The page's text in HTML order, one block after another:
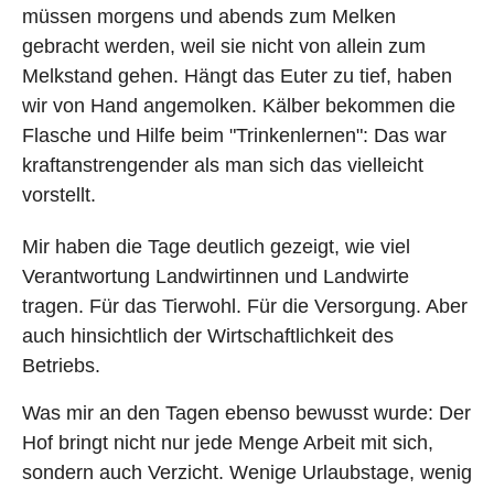
müssen morgens und abends zum Melken
gebracht werden, weil sie nicht von allein zum
Melkstand gehen. Hängt das Euter zu tief, haben
wir von Hand angemolken. Kälber bekommen die
Flasche und Hilfe beim "Trinkenlernen": Das war
kraftanstrengender als man sich das vielleicht
vorstellt.
Mir haben die Tage deutlich gezeigt, wie viel
Verantwortung Landwirtinnen und Landwirte
tragen. Für das Tierwohl. Für die Versorgung. Aber
auch hinsichtlich der Wirtschaftlichkeit des
Betriebs.
Was mir an den Tagen ebenso bewusst wurde: Der
Hof bringt nicht nur jede Menge Arbeit mit sich,
sondern auch Verzicht. Wenige Urlaubstage, wenig